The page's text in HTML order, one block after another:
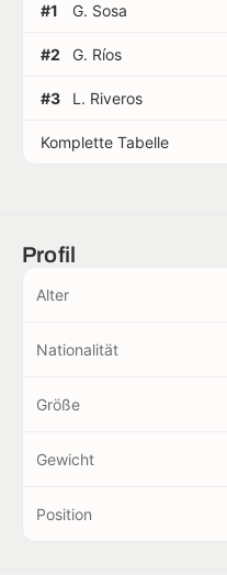
#1 G. Sosa
#2 G. Ríos
#3 L. Riveros
Komplette Tabelle
Profil
Alter
Nationalität
Größe
Gewicht
Position